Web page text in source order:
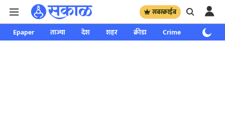
सबस्क्राईब
Epaper ताज्या देश शहर क्रीडा Crime साप्ताहिक